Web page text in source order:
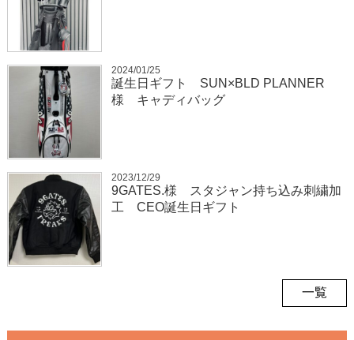
2024/01/25
誕生日ギフト SUN×BLD PLANNER
様 キャディバッグ
2023/12/29
9GATES.様 スタジャン持ち込み刺繍加
工 CEO誕生日ギフト
一覧